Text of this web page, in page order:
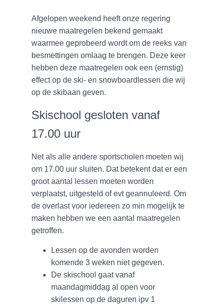
Afgelopen weekend heeft onze regering
nieuwe maatregelen bekend gemaakt
waarmee geprobeerd wordt om de reeks van
besmettingen omlaag te brengen. Deze keer
hebben deze maatregelen ook een (ernstig)
effect op de ski- en snowboardlessen die wij
op de skibaan geven.
Skischool gesloten vanaf
17.00 uur
Net als alle andere sportscholen moeten wij
om 17.00 uur sluiten. Dat betekent dat er een
groot aantal lessen moeten worden
verplaatst, uitgesteld of evt geannuleerd. Om
de overlast voor iedereen zo min mogelijk te
maken hebben we een aantal maatregelen
getroffen.
Lessen op de avonden worden
komende 3 weken niet gegeven.
De skischool gaat vanaf
maandagmiddag al open voor
skilessen op de daguren ipv 1